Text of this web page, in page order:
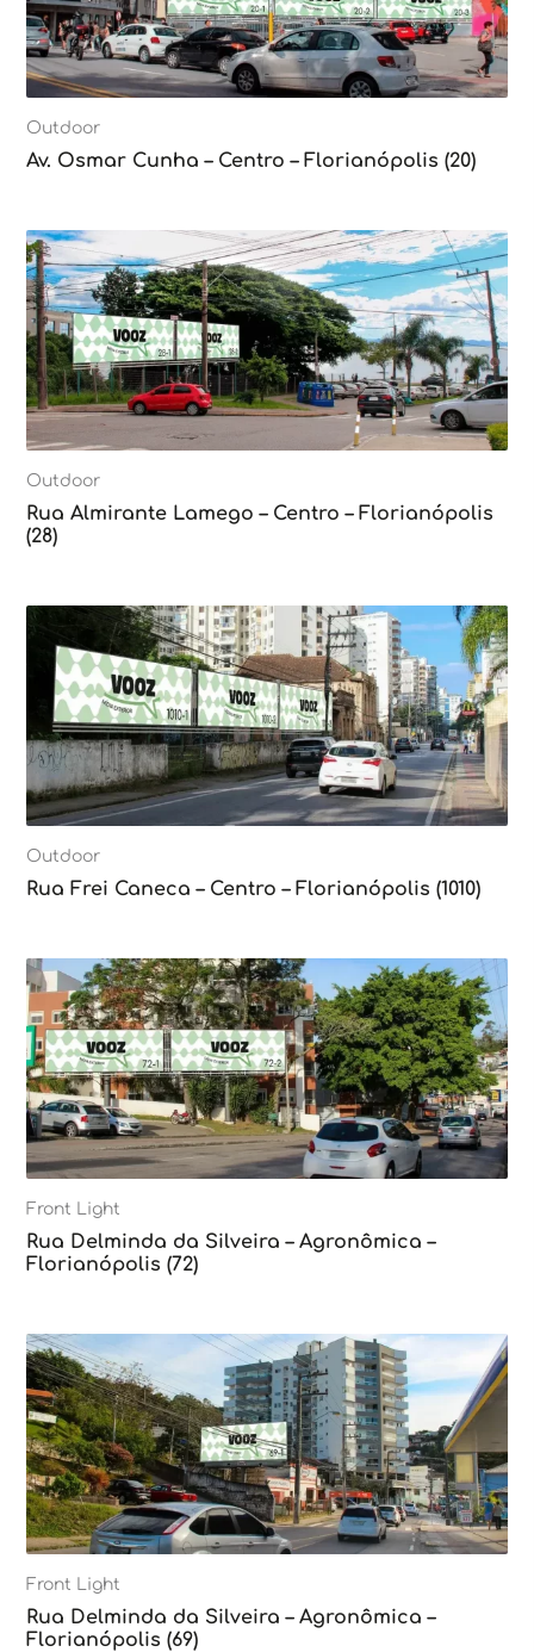
Outdoor
Av. Osmar Cunha – Centro – Florianópolis (20)
Outdoor
Rua Almirante Lamego – Centro – Florianópolis
(28)
Outdoor
Rua Frei Caneca – Centro – Florianópolis (1010)
Front Light
Rua Delminda da Silveira – Agronômica –
Florianópolis (72)
Front Light
Rua Delminda da Silveira – Agronômica –
Florianópolis (69)